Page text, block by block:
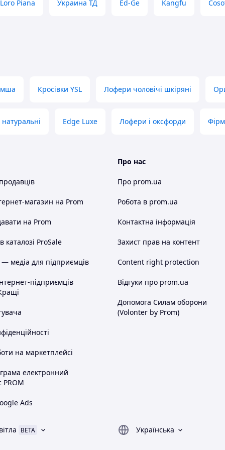
годин. Ви задали питання, але
у своєму поштовому
мобільного телефону.
індексВашого населеного пункту.
===
- 100% передоплата. Ви оплачуєте
я висилаю Вам посилку. При
Післяплата з передоплатою 100
Приватбанку, я відсилаю Вам пару.
за доставку до Вас + за вартість
пересилку грошей. Якщо посилка
неї, а раніше сплачені 100
доставки посилки в обидва кінці.
за рахунок оплати за зворотну
мати картку від Приватбанку
==>.
мати карту від Приватбанку
Loro Piana Украина ТД Ed-Ge Kangfu
Кросівки YSL Лофери чоловічі шкіряні
Edge Luxe Лофери і оксфорди
магазин на Prom
на Prom
каталозі ProSale
медіа для підприємців
підприємців
на маркетплейсі
електронний
PROM
Ads
Про нас
Про prom.ua
Робота в prom.ua
Контактна інформація
Захист прав на контент
Content right protection
Відгуки про prom.ua
Допомога Силам оборони
(Volonter by Prom)
BETA
Українська